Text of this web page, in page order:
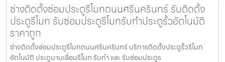
ช่างติดตั้งซ่อมประตูรีโมทถนนศรีนครินทร์ รับติดตั้ง
ประตูรีโมท รับซ่อมประตูรีโมทรับทำประตูรั้วอัตโนมัติ
ราคาถูก
ช่างติดตั้งซ่อมประตูรีโมทถนนศรีนครินทร์ บริการติดตั้งประตูรั้วรีโมท
อัตโนมัติ ประตูบานเลื่อนรีโมท รับทำ และ รับซ่อมประตูร